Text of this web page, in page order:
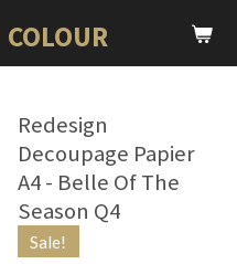
COLOUR
Redesign
Decoupage Papier
A4 - Belle Of The
Season Q4
Sale!